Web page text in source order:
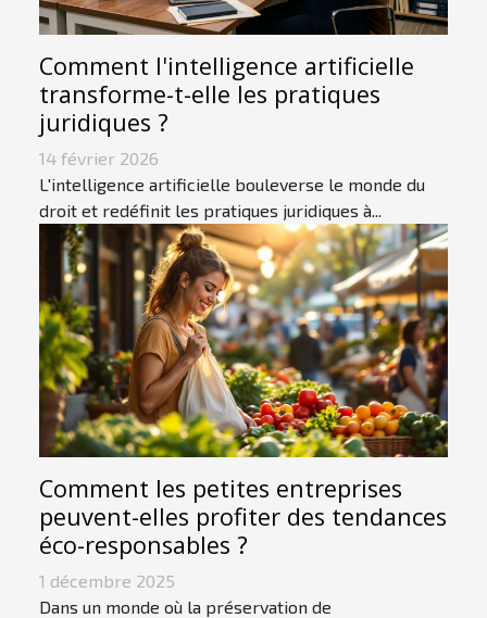
Comment l'intelligence artificielle
transforme-t-elle les pratiques
juridiques ?
14 février 2026
L'intelligence artificielle bouleverse le monde du
droit et redéfinit les pratiques juridiques à...
Comment les petites entreprises
peuvent-elles profiter des tendances
éco-responsables ?
1 décembre 2025
Dans un monde où la préservation de